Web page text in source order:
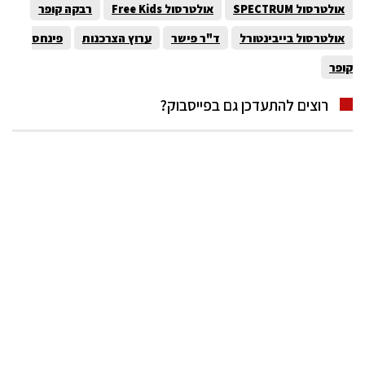
אולטרסול SPECTRUM אולטרסול Free Kids
רבקה קופר
אולטרסול בייבינטורל
ד"ר פישר ערוץ הצרכנות
פינחס
קופר
רוצים להתעדכן גם בפייסבוק?